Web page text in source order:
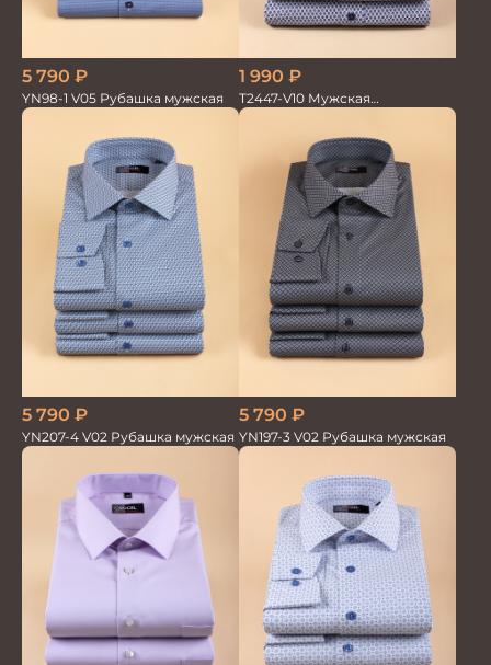
5 790 ₽
YN98-1 V05 Рубашка мужская
1 990 ₽
T2447-V10 Мужская
текстильная рубашка /
5 790 ₽
YN207-4 V02 Рубашка мужская
5 790 ₽
YN197-3 V02 Рубашка мужская